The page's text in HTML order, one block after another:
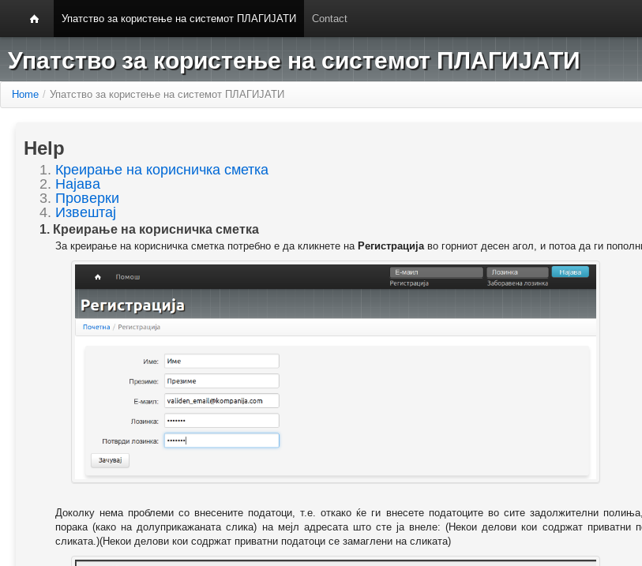
Упатство за користење на системот ПЛАГИЈАТИ Contact
Упатство за користење на системот ПЛАГИЈАТИ
Home / Упатство за користење на системот ПЛАГИЈАТИ
Help
1. Креирање на корисничка сметка
2. Најава
3. Проверки
4. Извештај
1. Креирање на корисничка сметка
За креирање на корисничка сметка потребно е да кликнете на Регистрацијаво горниот десен агол, и потоа да ги
Доколку нема проблеми со внесените податоци, т.е. откако ќе ги внесете податоците во сите задолжителни
порака (како на долуприкажаната слика) на мејл адресата што сте ја внеле: (Некои делови кои содржат приватни
сликата.)(Некои делови кои содржат приватни податоци се замаглени на сликата)